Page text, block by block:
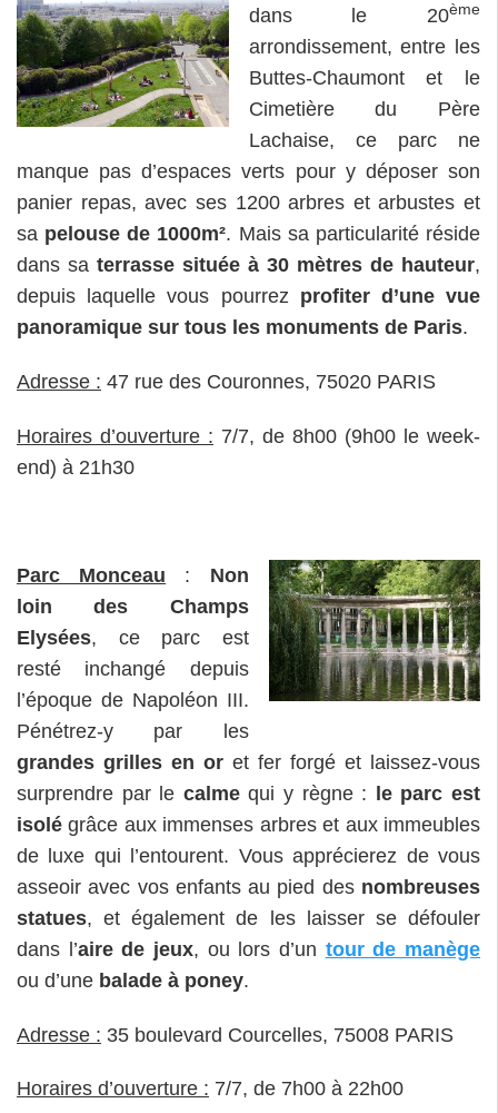
dans le 20ème
arrondissement, entre les
Buttes-Chaumont et le
Cimetière du Père
Lachaise, ce parc ne
manque pas d’espaces verts pour y déposer son
panier repas, avec ses 1200 arbres et arbustes et
sa pelouse de 1000m². Mais sa particularité réside
dans sa terrasse située à 30 mètres de hauteur,
depuis laquelle vous pourrez profiter d’une vue
panoramique sur tous les monuments de Paris.
Adresse : 47 rue des Couronnes, 75020 PARIS
Horaires d’ouverture : 7/7, de 8h00 (9h00 le week-
end) à 21h30
Parc Monceau : Non
loin des Champs
Elysées, ce parc est
resté inchangé depuis
l’époque de Napoléon III.
Pénétrez-y par les
grandes grilles en or et fer forgé et laissez-vous
surprendre par le calmequi y règne : le parc est
isolé grâce aux immenses arbres et aux immeubles
de luxe qui l’entourent. Vous apprécierez de vous
asseoir avec vos enfants au pied des nombreuses
statues, et également de les laisser se défouler
dans l’aire de jeux, ou lors d’un tour de manège
ou d’une balade à poney.
Adresse : 35 boulevard Courcelles, 75008 PARIS
Horaires d’ouverture : 7/7, de 7h00 à 22h00